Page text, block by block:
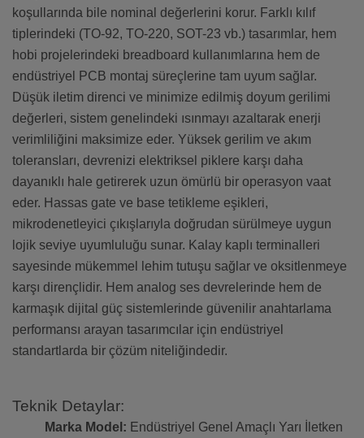
koşullarında bile nominal değerlerini korur. Farklı kılıf
tiplerindeki (TO-92, TO-220, SOT-23 vb.) tasarımlar, hem
hobi projelerindeki breadboard kullanımlarına hem de
endüstriyel PCB montaj süreçlerine tam uyum sağlar.
Düşük iletim direnci ve minimize edilmiş doyum gerilimi
değerleri, sistem genelindeki ısınmayı azaltarak enerji
verimliliğini maksimize eder. Yüksek gerilim ve akım
toleransları, devrenizi elektriksel piklere karşı daha
dayanıklı hale getirerek uzun ömürlü bir operasyon vaat
eder. Hassas gate ve base tetikleme eşikleri,
mikrodenetleyici çıkışlarıyla doğrudan sürülmeye uygun
lojik seviye uyumluluğu sunar. Kalay kaplı terminalleri
sayesinde mükemmel lehim tutuşu sağlar ve oksitlenmeye
karşı dirençlidir. Hem analog ses devrelerinde hem de
karmaşık dijital güç sistemlerinde güvenilir anahtarlama
performansı arayan tasarımcılar için endüstriyel
standartlarda bir çözüm niteliğindedir.
Teknik Detaylar:
Marka Model: Endüstriyel Genel Amaçlı Yarı İletken